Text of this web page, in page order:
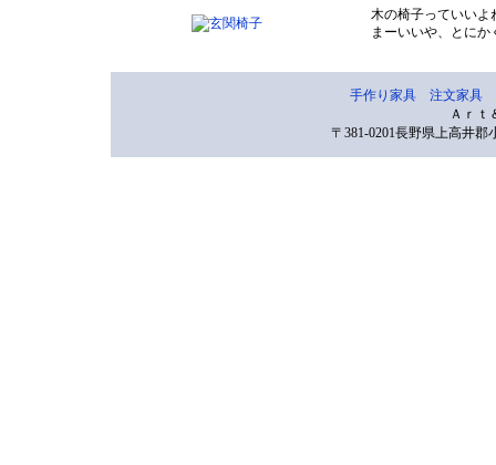
木の椅子っていいよ
まーいいや、とに
手作り家具
注文家具
Ａｒ
〒381-0201長野県上高井